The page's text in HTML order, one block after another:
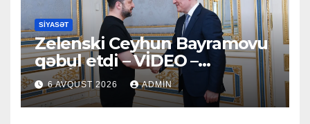
SIYASƏT
Zelenski Ceyhun Bayramovu
qəbul etdi – VİDEO –
YENİLƏNİB
6 AVQUST 2026 ADMIN